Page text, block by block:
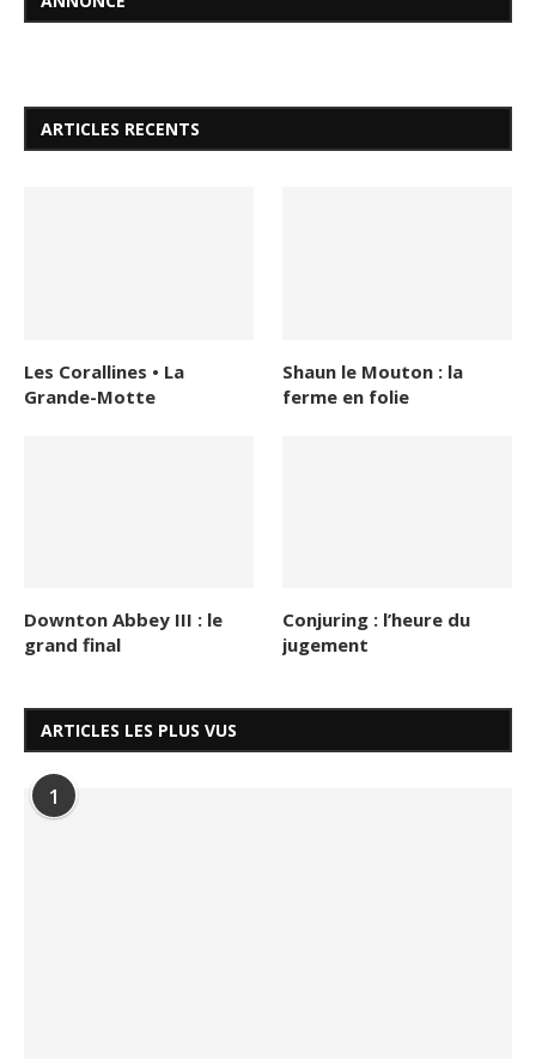
ARTICLES RECENTS
Les Corallines • La
Grande-Motte
Shaun le Mouton : la
ferme en folie
Downton Abbey III : le
grand final
Conjuring : l’heure du
jugement
ARTICLES LES PLUS VUS
1